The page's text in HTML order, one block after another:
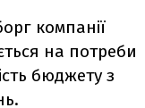
компанії
на потреби
бюджету з